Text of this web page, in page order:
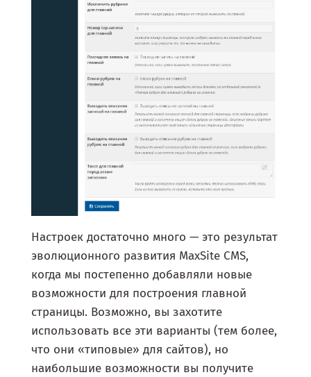
Настроек достаточно много — это результат
эволюционного развития MaxSite CMS,
когда мы постепенно добавляли новые
возможности для построения главной
страницы. Возможно, вы захотите
использовать все эти варианты (тем более,
что они «типовые» для сайтов), но
наибольшие возможности вы получите